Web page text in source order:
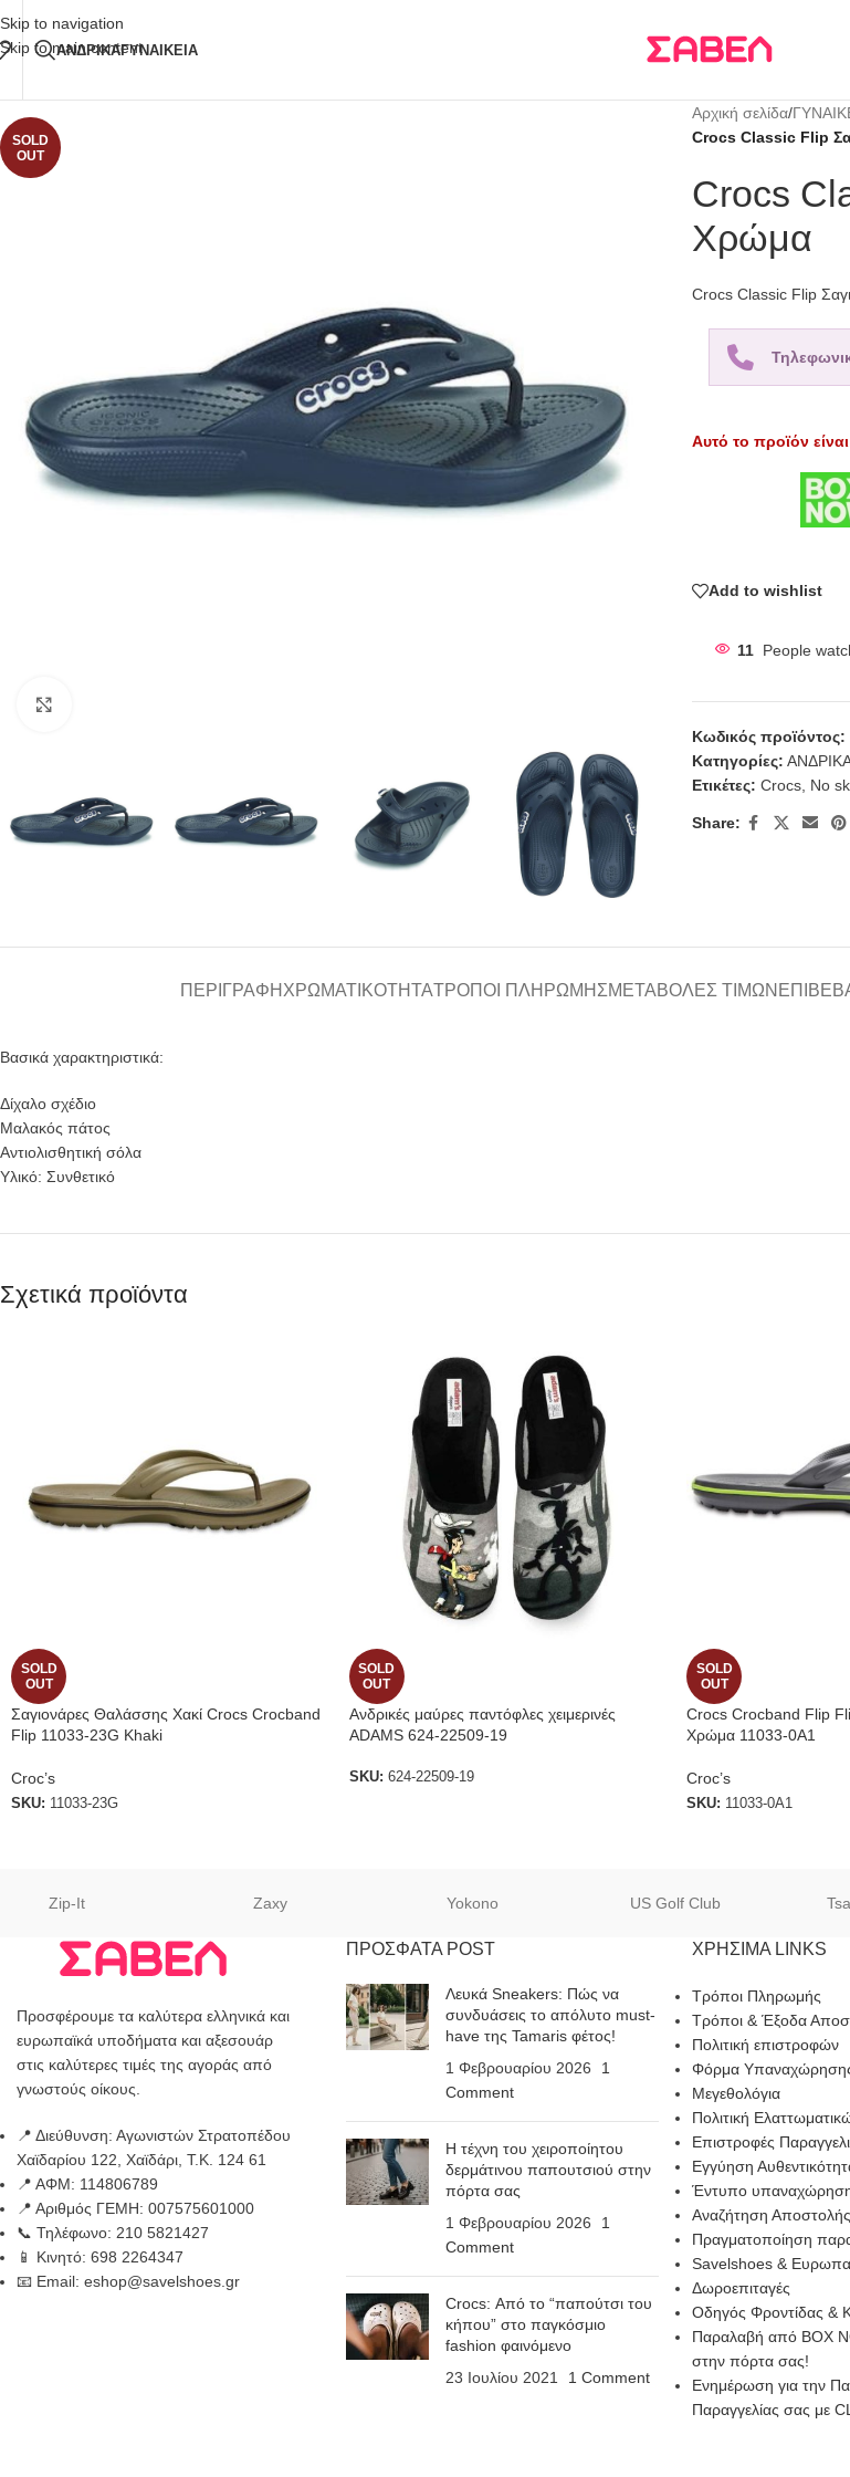
Skip to navigation
Skip to main content
Δωρεάν Μεταφορικά
ΑΝΔΡΙΚΑΓΥΝΑΙΚΕΙΑ
SOLD
OUT
Αρχική σελίδα/
Crocs Classic Flip
Crocs
Χρώμα
Crocs Classic Flip
Αυτό το προϊόν
Add to wishlist
11 People
Κωδικός προϊόντος:
Κατηγορίες:
Ετικέτες: Crocs, No
Share:
ΠΕΡΙΓΡΑΦΉ ΧΡΩΜΑΤΙΚΌΤΗΤΑΤΡΌΠΟΙ ΠΛΗΡΩΜΉΣΜΕΤΑΒΟΛΈΣ ΤΙΜΏΝ
Βασικά χαρακτηριστικά:
Δίχαλο σχέδιο
Μαλακός πάτος
Αντιολισθητική σόλα
Υλικό: Συνθετικό
Σχετικά προϊόντα
SOLD
OUT
Σαγιονάρες Θαλάσσης Χακί Crocs Crocband
Flip 11033-23G Khaki
Croc’s
SKU: 11033-23G
SOLD
OUT
Ανδρικές μαύρες παντόφλες χειμερινές
ADAMS 624-22509-19
SKU: 624-22509-19
SOLD
OUT
Crocs Crocband Flip
Χρώμα 11033-0A1
Croc’s
SKU: 11033-0A1
Zip-It Zaxy Yokono US Golf Club
Προσφέρουμε τα καλύτερα ελληνικά και
ευρωπαϊκά υποδήματα και αξεσουάρ
στις καλύτερες τιμές της αγοράς από
γνωστούς οίκους.
📍 Διεύθυνση: Αγωνιστών Στρατοπέδου
Χαϊδαρίου 122, Χαϊδάρι, Τ.Κ. 124 61
📍 ΑΦΜ: 114806789
📍 Αριθμός ΓΕΜΗ: 007575601000
📞 Τηλέφωνο: 210 5821427
📱 Κινητό: 698 2264347
📧 Email: eshop@savelshoes.gr
ΠΡΟΣΦΑΤΑ POST
Λευκά Sneakers: Πώς να
συνδυάσεις το απόλυτο must-
have της Tamaris φέτος!
1 Φεβρουαρίου 2026
1
Comment
Η τέχνη του χειροποίητου
δερμάτινου παπουτσιού στην
πόρτα σας
1 Φεβρουαρίου 2026
1
Comment
Crocs: Από το “παπούτσι του
κήπου” στο παγκόσμιο
fashion φαινόμενο
23 Ιουλίου 2021
1 Comment
ΧΡΗΣΙΜΑ LINKS
Τρόποι Πληρωμής
Τρόποι & Έξοδα
Πολιτική επιστροφών
Φόρμα
Μεγεθολόγια
Πολιτική
Επιστροφές
Εγγύηση
Έντυπο
Αναζήτηση Αποστολής
Πραγματοποίηση
Savelshoes &
Δωροεπιταγές
Οδηγός Φροντίδας &
Παραλαβή από BOX
στην πόρτα σας!
Ενημέρωση για την
Παραγγελίας σας με